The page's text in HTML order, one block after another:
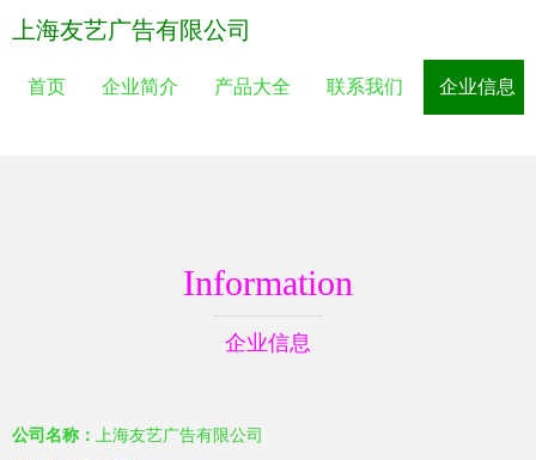
上海友艺广告有限公司
首页 企业简介 产品大全 联系我们 企业信息
Information
企业信息
公司名称：
上海友艺广告有限公司